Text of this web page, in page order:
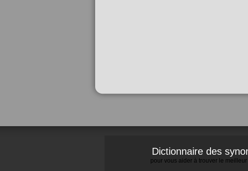
Dictionnaire des
pour vous aider à trouver le